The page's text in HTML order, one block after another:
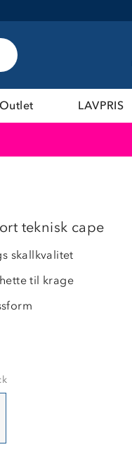
LAVPRIS
teknisk cape
skallkvalitet
til krage